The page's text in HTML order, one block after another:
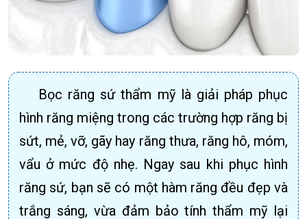
Bọc răng sứ thẩm mỹ là giải pháp phục
hình răng miệng trong các trường hợp răng bị
sứt, mẻ, vỡ, gãy hay răng thưa, răng hô, móm,
vẩu ở mức độ nhẹ. Ngay sau khi phục hình
răng sứ, bạn sẽ có một hàm răng đều đẹp và
trắng sáng, vừa đảm bảo tính thẩm mỹ lại